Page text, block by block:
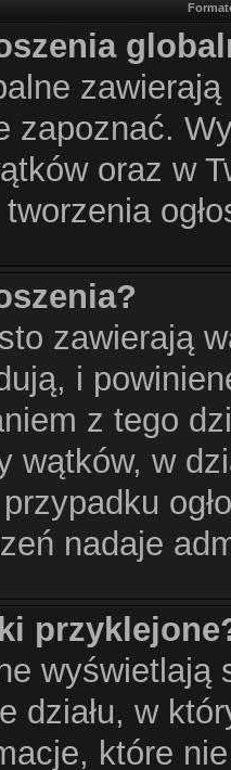
zapoznać.
oraz w
zawierają
i
z tego
wątków, w
nadaje
wyświetlają
działu, w
które